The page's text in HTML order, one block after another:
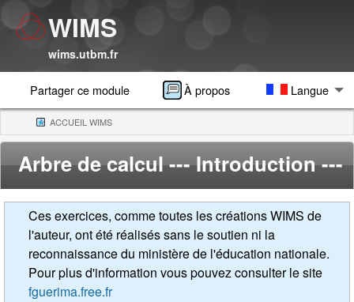
WIMS
wims.utbm.fr
Partager ce module À propos Langue
ACCUEIL WIMS(CURRENT)
Arbre de calcul--- Introduction ---
Ces exercices, comme toutes les créations WIMS de
l'auteur, ont été réalisés sans le soutien ni la
reconnaissance du ministère de l'éducation nationale.
Pour plus d'information vous pouvez consulter le site
fguerima.free.fr